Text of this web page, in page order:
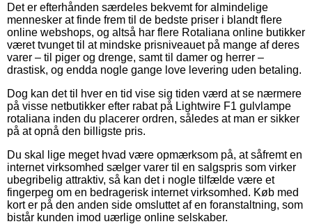
Det er efterhånden særdeles bekvemt for almindelige
mennesker at finde frem til de bedste priser i blandt flere
online webshops, og altså har flere Rotaliana online butikker
været tvunget til at mindske prisniveauet på mange af deres
varer – til piger og drenge, samt til damer og herrer –
drastisk, og endda nogle gange love levering uden betaling.
Dog kan det til hver en tid vise sig tiden værd at se nærmere
på visse netbutikker efter rabat på Lightwire F1 gulvlampe
rotaliana inden du placerer ordren, således at man er sikker
på at opnå den billigste pris.
Du skal lige meget hvad være opmærksom på, at såfremt en
internet virksomhed sælger varer til en salgspris som virker
ubegribelig attraktiv, så kan det i nogle tilfælde være et
fingerpeg om en bedragerisk internet virksomhed. Køb med
kort er på den anden side omsluttet af en foranstaltning, som
bistår kunden imod uærlige online selskaber.